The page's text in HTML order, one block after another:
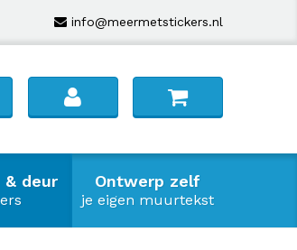
info@meermetstickers.nl
& deur Ontwerp zelf
je eigen muurtekst